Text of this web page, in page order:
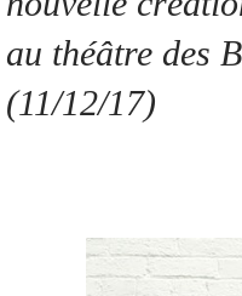
au théâtre des
(11/12/17)